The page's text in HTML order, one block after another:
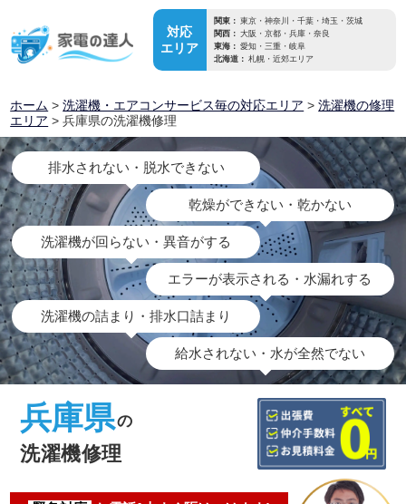
対応
エリア
関東： 東京・神奈川・千葉・埼玉・茨城
関西： 大阪・京都・兵庫・奈良
東海： 愛知・三重・岐阜
北海道： 札幌・近郊エリア
ホーム >洗濯機・エアコンサービス毎の対応エリア >洗濯機の修理
エリア > 兵庫県の洗濯機修理
排水されない・脱水できない
乾燥ができない・乾かない
洗濯機が回らない・異音がする
エラーが表示される・水漏れする
洗濯機の詰まり・排水口詰まり
給水されない・水が全然でない
兵庫県の
洗濯機修理